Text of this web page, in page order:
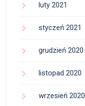
luty 2021
styczeń 2021
grudzień 2020
listopad 2020
wrzesień 2020